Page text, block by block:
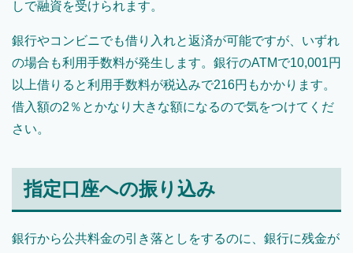
しで融資を受けられます。
銀行やコンビニでも借り入れと返済が可能ですが、いずれ
の場合も利用手数料が発生します。銀行のATMで10,001円
以上借りると利用手数料が税込みで216円もかかります。
借入額の2％とかなり大きな額になるので気をつけてくだ
さい。
指定口座への振り込み
銀行から公共料金の引き落としをするのに、銀行に残金が